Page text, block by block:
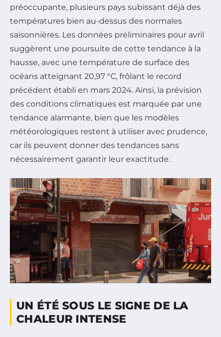
préoccupante, plusieurs pays subissant déjà des
températures bien au-dessus des normales
saisonnières. Les données préliminaires pour avril
suggèrent une poursuite de cette tendance à la
hausse, avec une température de surface des
océans atteignant 20,97 °C, frôlant le record
précédent établi en mars 2024. Ainsi, la prévision
des conditions climatiques est marquée par une
tendance alarmante, bien que les modèles
météorologiques restent à utiliser avec prudence,
car ils peuvent donner des tendances sans
nécessairement garantir leur exactitude.
UN ÉTÉ SOUS LE SIGNE DE LA
CHALEUR INTENSE